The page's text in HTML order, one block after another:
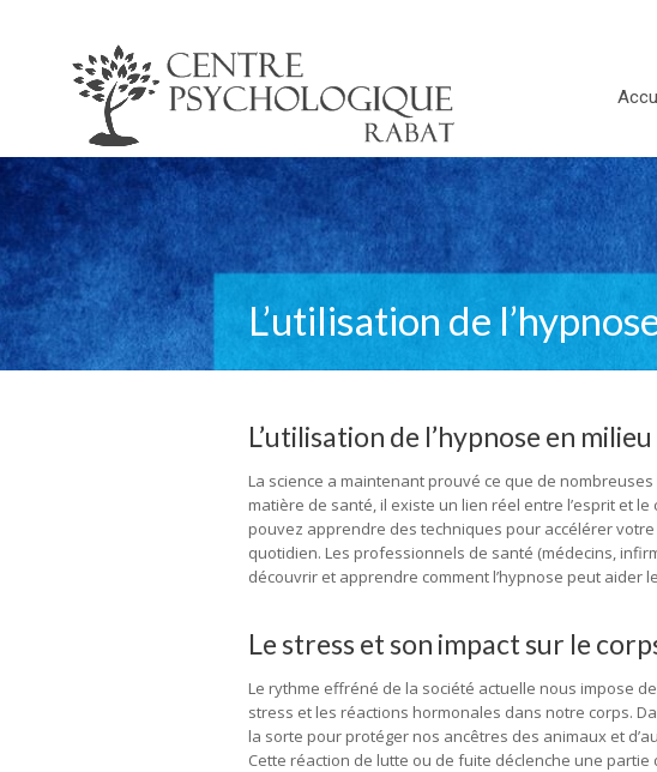
L’utilisation de
L’utilisation de l’hypnose en
La science a maintenant prouvé ce que de
matière de santé, il existe un lien réel entre l’esprit et
pouvez apprendre des techniques pour accélérer
quotidien. Les professionnels de santé (médecins,
découvrir et apprendre comment l’hypnose peut aider
Le stress et son impact sur le
Le rythme effréné de la société actuelle nous impose
stress et les réactions hormonales dans notre corps.
la sorte pour protéger nos ancêtres des animaux et
Cette réaction de lutte ou de fuite déclenche une